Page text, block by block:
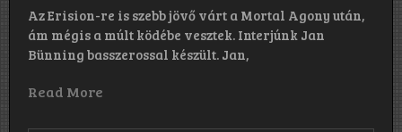
és
Az Erision-re is szebb jövő várt a Mortal Agony után,
ám mégis a múlt ködébe vesztek. Interjúnk Jan
Bünning basszerossal készült. Jan,
Read More